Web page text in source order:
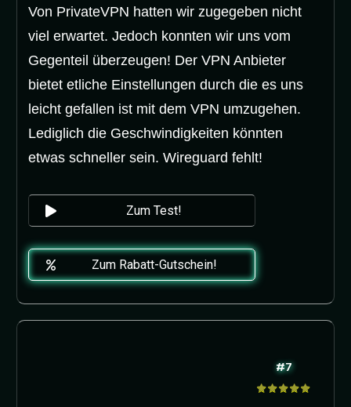
Von PrivateVPN hatten wir zugegeben nicht
viel erwartet. Jedoch konnten wir uns vom
Gegenteil überzeugen! Der VPN Anbieter
bietet etliche Einstellungen durch die es uns
leicht gefallen ist mit dem VPN umzugehen.
Lediglich die Geschwindigkeiten könnten
etwas schneller sein. Wireguard fehlt!
Zum Test!
Zum Rabatt-Gutschein!
#7